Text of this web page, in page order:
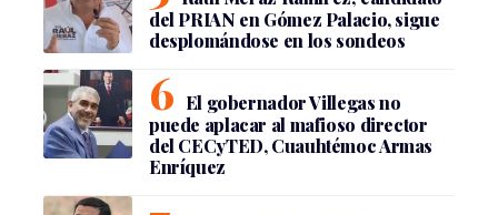
del PRIAN en Gómez Palacio, sigue
desplomándose en los sondeos
El gobernador Villegas no
puede aplacar al mafioso director
del CECyTED, Cuauhtémoc Armas
Enríquez